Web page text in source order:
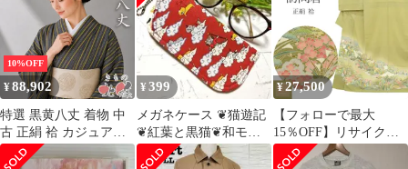
らズ、 熊谷憲康、 船山
基紀、 T.P.O、 小池雄
治; 西川進_02
10%OFF
¥88,902
特選 黒黄八丈 着物 中
古 正絹 袷 カジュアル
縦縞模様 ストライプ 涅
色 山吹茶色 身丈
¥399
メガネケース ❦猫遊記
❦紅葉と黒猫❦和モダ
ン❦ゆるにゃんこ❦
¥27,500
【フォローで最大
15％OFF】リサイクル
着物 訪問着 正絹 絹
SILK シルク Mサイズ